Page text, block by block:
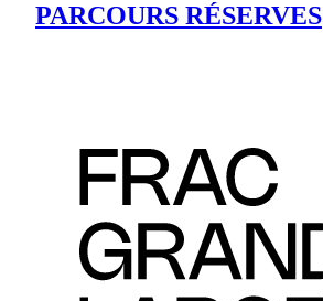
PARCOURS RÉSERVES